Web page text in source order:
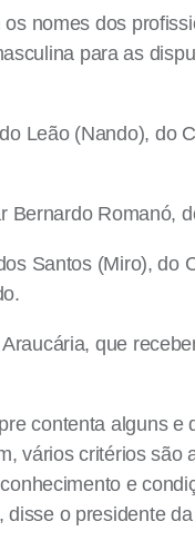
nomes dos
para as
Leão (Nando), do
Bernardo Romanó,
Santos (Miro), do
que
contenta alguns e
vários critérios são
e
o presidente